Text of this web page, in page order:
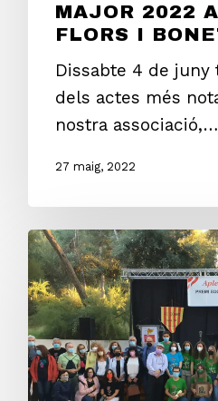
MAJOR 2022 A
FLORS I
Dissabte 4 de
dels actes més
nostra associació,…
27 maig, 2022